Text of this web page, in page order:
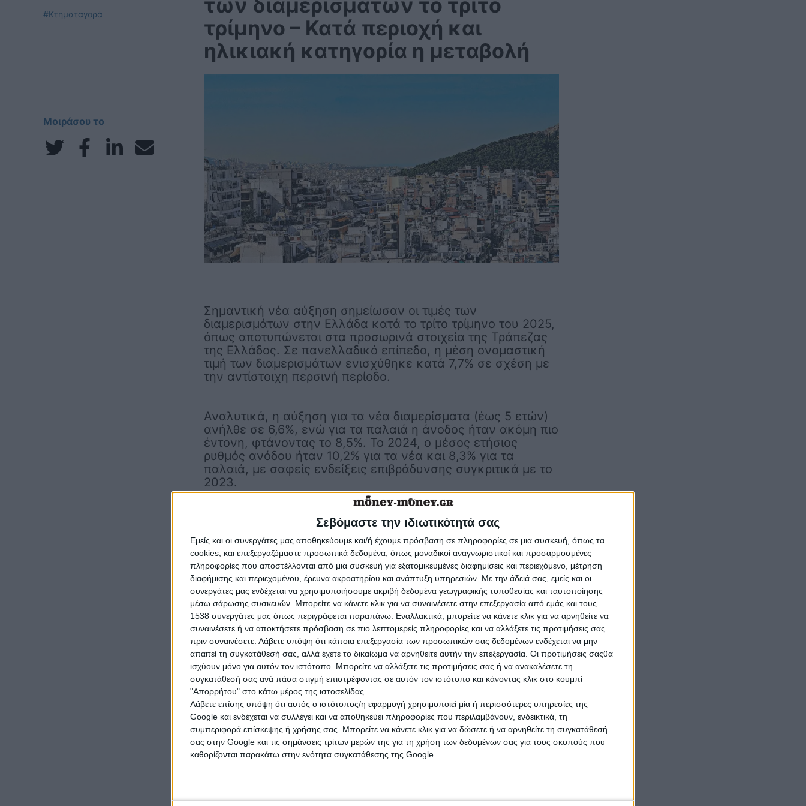
Σεβόμαστε την ιδιωτικότητά σας
Εμείς και οι συνεργάτες μας αποθηκεύουμε και/ή έχουμε πρόσβαση σε πληροφορίες σε μια συσκευή, όπως τα
cookies, και επεξεργαζόμαστε προσωπικά δεδομένα, όπως μοναδικοί αναγνωριστικοί και προσαρμοσμένες
πληροφορίες που αποστέλλονται από μια συσκευή για εξατομικευμένες διαφημίσεις και περιεχόμενο, μέτρηση
διαφήμισης και περιεχομένου, έρευνα ακροατηρίου και ανάπτυξη υπηρεσιών. Με την άδειά σας, εμείς και οι
συνεργάτες μας ενδέχεται να χρησιμοποιήσουμε ακριβή δεδομένα γεωγραφικής τοποθεσίας και ταυτοποίησης
μέσω σάρωσης συσκευών. Μπορείτε να κάνετε κλικ για να συναινέσετε στην επεξεργασία από εμάς και τους
1538 συνεργάτες μας όπως περιγράφεται παραπάνω. Εναλλακτικά, μπορείτε να κάνετε κλικ για να αρνηθείτε να
συναινέσετε ή να αποκτήσετε πρόσβαση σε πιο λεπτομερείς πληροφορίες και να αλλάξετε τις προτιμήσεις σας
πριν συναινέσετε. Λάβετε υπόψη ότι κάποια επεξεργασία των προσωπικών σας δεδομένων ενδέχεται να μην
απαιτεί τη συγκατάθεσή σας, αλλά έχετε το δικαίωμα να αρνηθείτε αυτήν την επεξεργασία. Οι προτιμήσεις σαςθα
ισχύουν μόνο για αυτόν τον ιστότοπο. Μπορείτε να αλλάξετε τις προτιμήσεις σας ή να ανακαλέσετε τη
συγκατάθεσή σας ανά πάσα στιγμή επιστρέφοντας σε αυτόν τον ιστότοπο και κάνοντας κλικ στο κουμπί
"Απορρήτου" στο κάτω μέρος της ιστοσελίδας.
Λάβετε επίσης υπόψη ότι αυτός ο ιστότοπος/η εφαρμογή χρησιμοποιεί μία ή περισσότερες υπηρεσίες της
Google και ενδέχεται να συλλέγει και να αποθηκεύει πληροφορίες που περιλαμβάνουν, ενδεικτικά, τη
συμπεριφορά επίσκεψης ή χρήσης σας. Μπορείτε να κάνετε κλικ για να δώσετε ή να αρνηθείτε τη συγκατάθεσή
σας στην Google και τις σημάνσεις τρίτων μερών της για τη χρήση των δεδομένων σας για τους σκοπούς που
καθορίζονται παρακάτω στην ενότητα συγκατάθεσης της Google.
#Κτηματαγορά
Μοιράσου το
των διαμερισμάτων το τρίτο
τρίμηνο – Κατά περιοχή και
ηλικιακή κατηγορία η μεταβολή
Σημαντική νέα αύξηση σημείωσαν οι τιμές των
διαμερισμάτων στην Ελλάδα κατά το τρίτο τρίμηνο του 2025,
όπως αποτυπώνεται στα προσωρινά στοιχεία της Τράπεζας
της Ελλάδος. Σε πανελλαδικό επίπεδο, η μέση ονομαστική
τιμή των διαμερισμάτων ενισχύθηκε κατά 7,7% σε σχέση με
την αντίστοιχη περσινή περίοδο.
Αναλυτικά, η αύξηση για τα νέα διαμερίσματα (έως 5 ετών)
ανήλθε σε 6,6%, ενώ για τα παλαιά η άνοδος ήταν ακόμη πιο
έντονη, φτάνοντας το 8,5%. Το 2024, ο μέσος ετήσιος
ρυθμός ανόδου ήταν 10,2% για τα νέα και 8,3% για τα
παλαιά, με σαφείς ενδείξεις επιβράδυνσης συγκριτικά με το
2023.
Γεωγραφικά, η άνοδος τιμών το τρίτο τρίμηνο του 2025
έφτασε το 6,6% στην Αθήνα, ενώ στη Θεσσαλονίκη αγγίζει
το 9,6%. Παρόμοια αυξητική τάση καταγράφεται και σε
άλλες μεγάλες πόλεις (8,9%) και τις υπόλοιπες περιοχές της
χώρας (8,5%). Ειδικότερα για το 2024, οι ετήσιες αυξήσεις
ανά περιοχή κυμάνθηκαν από 7,5% έως 11,7% ανάλογα με
τον τόπο.
Τα στοιχεία της ΤτΕ επιβεβαιώνουν ότι κυρίαρχη η ζήτηση
για παλαιότερα διαμερίσματα οδηγεί τις τιμές ψηλά, ενώ η
δυναμική της στεγαστικής αγοράς παραμένει ισχυρή στις
αστικές περιοχές.
https://www.euro2day.gr/news/economy/article/2326998/nea-
ektinaxh-77-stis-times-ton-diamerismaton-to-tr.html